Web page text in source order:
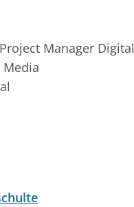
Manager Digital
Media